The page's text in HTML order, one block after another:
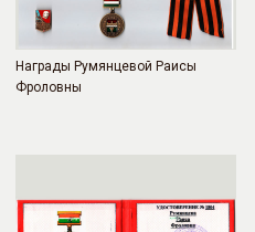
Награды Румянцевой Раисы
Фроловны